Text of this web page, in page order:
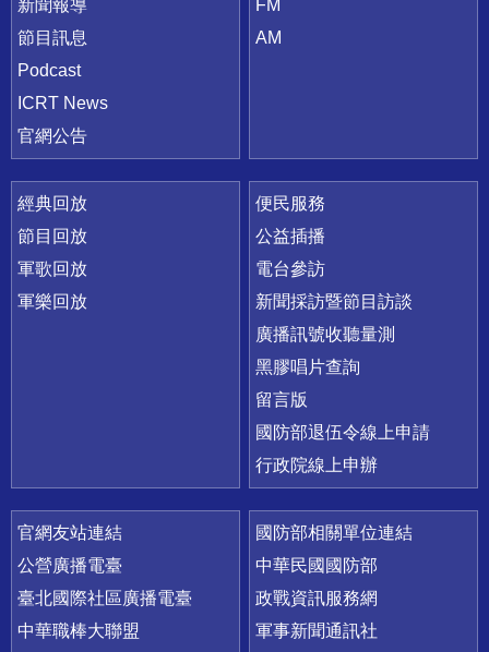
新聞報導
節目訊息
Podcast
ICRT News
官網公告
FM
AM
經典回放
節目回放
軍歌回放
軍樂回放
便民服務
公益插播
電台參訪
新聞採訪暨節目訪談
廣播訊號收聽量測
黑膠唱片查詢
留言版
國防部退伍令線上申請
行政院線上申辦
官網友站連結
公營廣播電臺
臺北國際社區廣播電臺
中華職棒大聯盟
國防部相關單位連結
中華民國國防部
政戰資訊服務網
軍事新聞通訊社